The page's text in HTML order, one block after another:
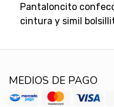
Pantaloncito
cintura y simil
MEDIOS DE PAGO